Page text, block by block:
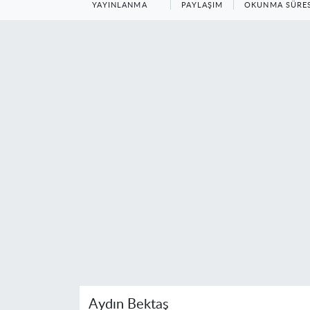
YAYINLANMA PAYLAŞIM OKUNMA
Aydın Bektaş